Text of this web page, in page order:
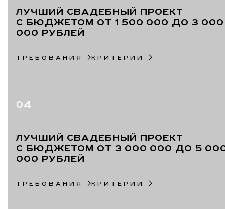
ЛУЧШИЙ СВАДЕБНЫЙ ПРОЕКТ
С БЮДЖЕТОМ ОТ 1 500 000 ДО 3
000 РУБЛЕЙ
ТРЕБОВАНИЯ КРИТЕРИИ
04
ЛУЧШИЙ СВАДЕБНЫЙ ПРОЕКТ
С БЮДЖЕТОМ ОТ 3 000 000 ДО 5
000 РУБЛЕЙ
ТРЕБОВАНИЯ КРИТЕРИИ